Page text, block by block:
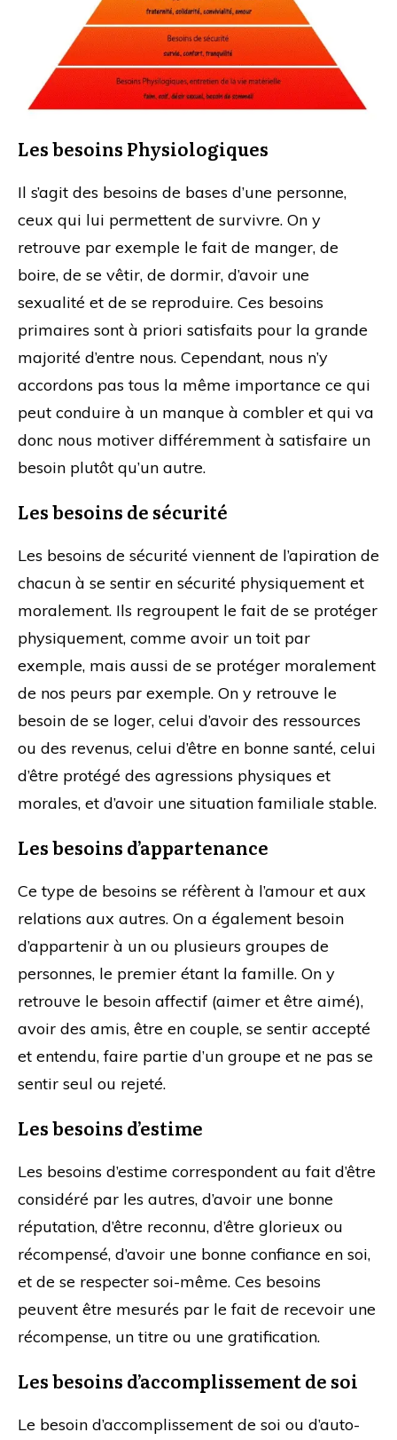
Les besoins Physiologiques
Il s’agit des besoins de bases d’une personne,
ceux qui lui permettent de survivre. On y
retrouve par exemple le fait de manger, de
boire, de se vêtir, de dormir, d’avoir une
sexualité et de se reproduire. Ces besoins
primaires sont à priori satisfaits pour la grande
majorité d’entre nous. Cependant, nous n’y
accordons pas tous la même importance ce qui
peut conduire à un manque à combler et qui va
donc nous motiver différemment à satisfaire un
besoin plutôt qu’un autre.
Les besoins de sécurité
Les besoins de sécurité viennent de l’apiration de
chacun à se sentir en sécurité physiquement et
moralement. Ils regroupent le fait de se protéger
physiquement, comme avoir un toit par
exemple, mais aussi de se protéger moralement
de nos peurs par exemple. On y retrouve le
besoin de se loger, celui d’avoir des ressources
ou des revenus, celui d’être en bonne santé, celui
d’être protégé des agressions physiques et
morales, et d’avoir une situation familiale stable.
Les besoins d’appartenance
Ce type de besoins se réfèrent à l’amour et aux
relations aux autres. On a également besoin
d’appartenir à un ou plusieurs groupes de
personnes, le premier étant la famille. On y
retrouve le besoin affectif (aimer et être aimé),
avoir des amis, être en couple, se sentir accepté
et entendu, faire partie d’un groupe et ne pas se
sentir seul ou rejeté.
Les besoins d’estime
Les besoins d’estime correspondent au fait d’être
considéré par les autres, d’avoir une bonne
réputation, d’être reconnu, d’être glorieux ou
récompensé, d’avoir une bonne confiance en soi,
et de se respecter soi-même. Ces besoins
peuvent être mesurés par le fait de recevoir une
récompense, un titre ou une gratification.
Les besoins d’accomplissement de soi
Le besoin d’accomplissement de soi ou d’auto-